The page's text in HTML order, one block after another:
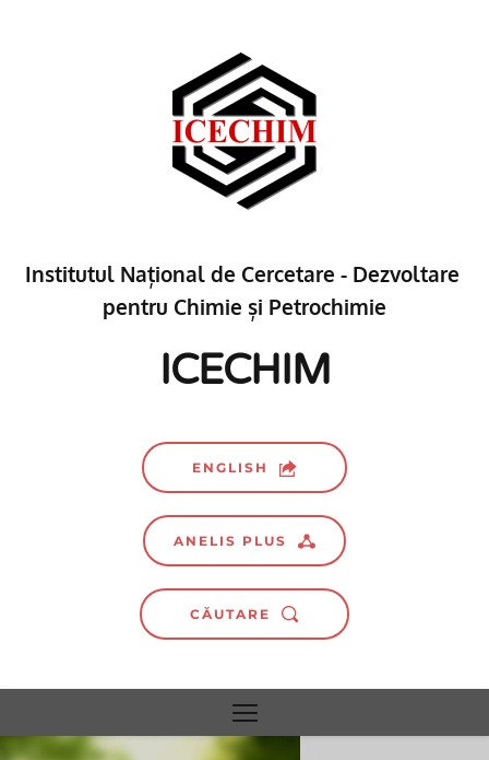
Institutul Național de Cercetare - Dezvoltare
pentru Chimie și Petrochimie
ICECHIM
ENGLISH
ANELIS PLUS
CĂUTARE